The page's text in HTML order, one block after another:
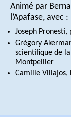
Animé par
l’Apafase, avec :
Joseph
Grégory
scientifique de la
Montpellier
Camille Villajos,